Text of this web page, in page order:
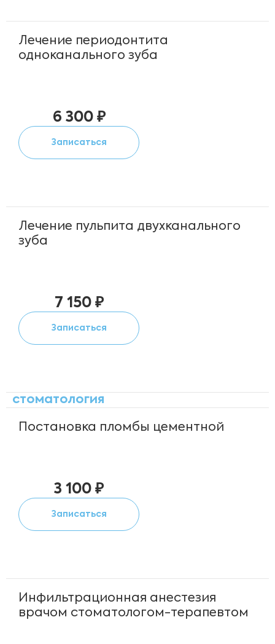
Лечение периодонтита
одноканального зуба
6 300 ₽
Записаться
Лечение пульпита двухканального
зуба
7 150 ₽
Записаться
стоматология
Постановка пломбы цементной
3 100 ₽
Записаться
Инфильтрационная анестезия
врачом стоматологом-терапевтом